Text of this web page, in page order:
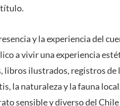
título.
y la experiencia del
a vivir una experiencia
libros ilustrados, registros de
la naturaleza y la fauna
sensible y diverso del Chile